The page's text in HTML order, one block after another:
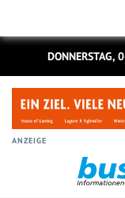
DONNERSTAG,
ANZEIGE